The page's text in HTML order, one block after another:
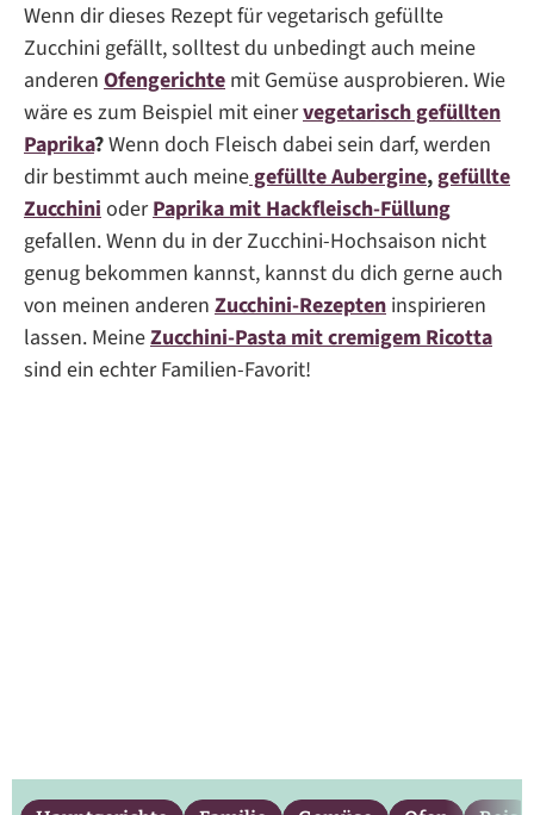
Wenn dir dieses Rezept für vegetarisch gefüllte
Zucchini gefällt, solltest du unbedingt auch meine
anderen Ofengerichte mit Gemüse ausprobieren. Wie
wäre es zum Beispiel mit einervegetarisch gefüllten
Paprika?Wenn doch Fleisch dabei sein darf, werden
dir bestimmt auch meinegefüllte Aubergine,gefüllte
ZucchinioderPaprika mit Hackfleisch-Füllung
gefallen. Wenn du in der Zucchini-Hochsaison nicht
genug bekommen kannst, kannst du dich gerne auch
von meinen anderen Zucchini-Rezepten inspirieren
lassen. MeineZucchini-Pasta mit cremigem Ricotta
sind ein echter Familien-Favorit!